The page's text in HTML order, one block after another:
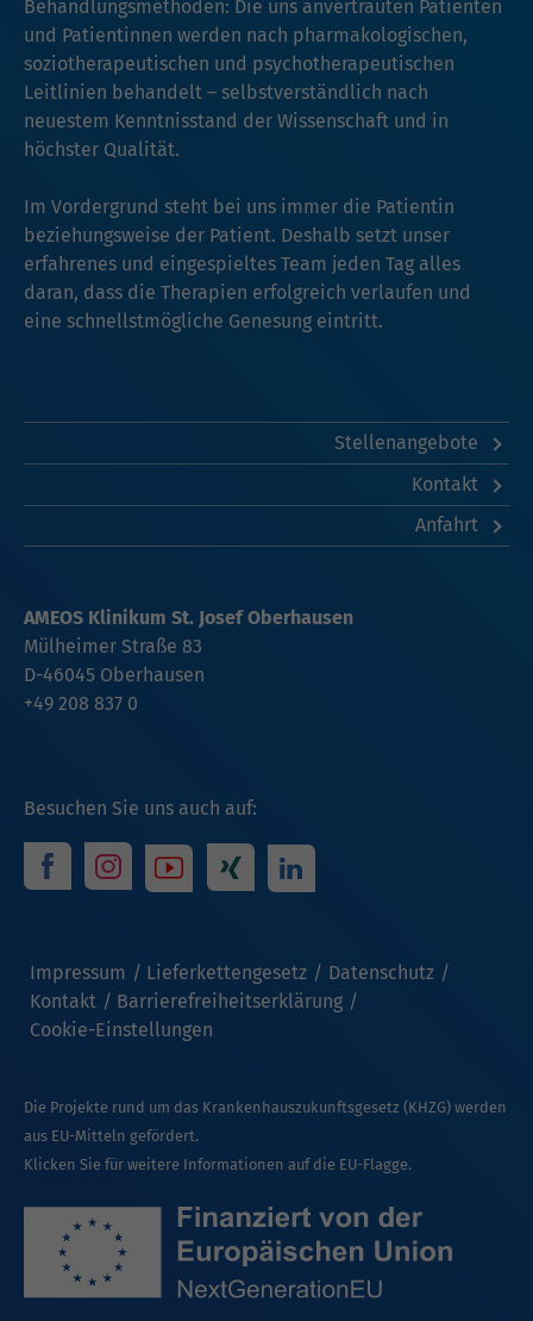
Behandlungsmethoden: Die uns anvertrauten Patienten
und Patientinnen werden nach pharmakologischen,
soziotherapeutischen und psychotherapeutischen
Leitlinien behandelt – selbstverständlich nach
neuestem Kenntnisstand der Wissenschaft und in
höchster Qualität.
Im Vordergrund steht bei uns immer die Patientin
beziehungsweise der Patient. Deshalb setzt unser
erfahrenes und eingespieltes Team jeden Tag alles
daran, dass die Therapien erfolgreich verlaufen und
eine schnellstmögliche Genesung eintritt.
Stellenangebote
Kontakt
Anfahrt
Besuchen Sie uns auch auf:
Impressum Lieferkettengesetz
Datenschutz
Kontakt
Barrierefreiheitserklärung
Cookie-Einstellungen
AMEOS Klinikum St. Josef Oberhausen
Mülheimer Straße 83
D-46045 Oberhausen
+49 208 837 0
Die Projekte rund um das Krankenhauszukunftsgesetz (KHZG) werden
aus EU-Mitteln gefördert.
Klicken Sie für weitere Informationen auf die EU-Flagge.